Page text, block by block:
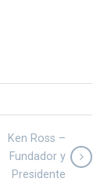
Ken Ross –
Fundador y
Presidente